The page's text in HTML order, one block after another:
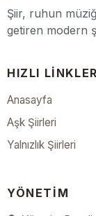
Şiir, ruhun
getiren modern
HIZLI LINKLER
Anasayfa
Aşk Şiirleri
Yalnızlık Şiirleri
YÖNETIM